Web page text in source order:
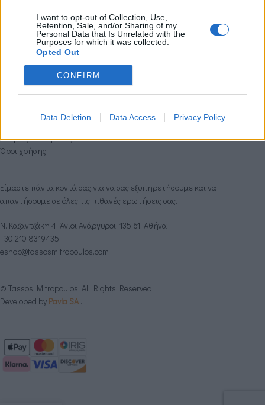
I want to opt-out of Collection, Use,
Retention, Sale, and/or Sharing of my
Personal Data that Is Unrelated with the
Purposes for which it was collected.
Opted Out
CONFIRM
Data Deletion Data Access Privacy Policy
Μέσα σε σύντομο χρονικό διάστημα, οι συλλογές του κατέκτησαν
exclusive boutiques και καταστήματα σε Ελλάδα και εξωτερικό. Το
όνομά του έχει γίνει συνώνυμο της ποιότητας και της καινοτομίας,
καθιστώντας τον έναν από τους πιο εμβληματικούς σχεδιαστές της
σύγχρονης μόδας.
Αποστολές & Επιστροφές
Οδηγίες Πλυσίματος
Όροι χρήσης
Είμαστε πάντα κοντά σας για να σας εξυπηρετήσουμε και να
απαντήσουμε σε όλες τις πιθανές ερωτήσεις σας.
Ν. Καζαντζάκη 4, Άγιοι Ανάργυροι, 135 61, Αθήνα
+30 210 8319435
eshop@tassosmitropoulos.com
© Tassos Mitropoulos. All Rights Reserved.
Developed by Pavla SA.